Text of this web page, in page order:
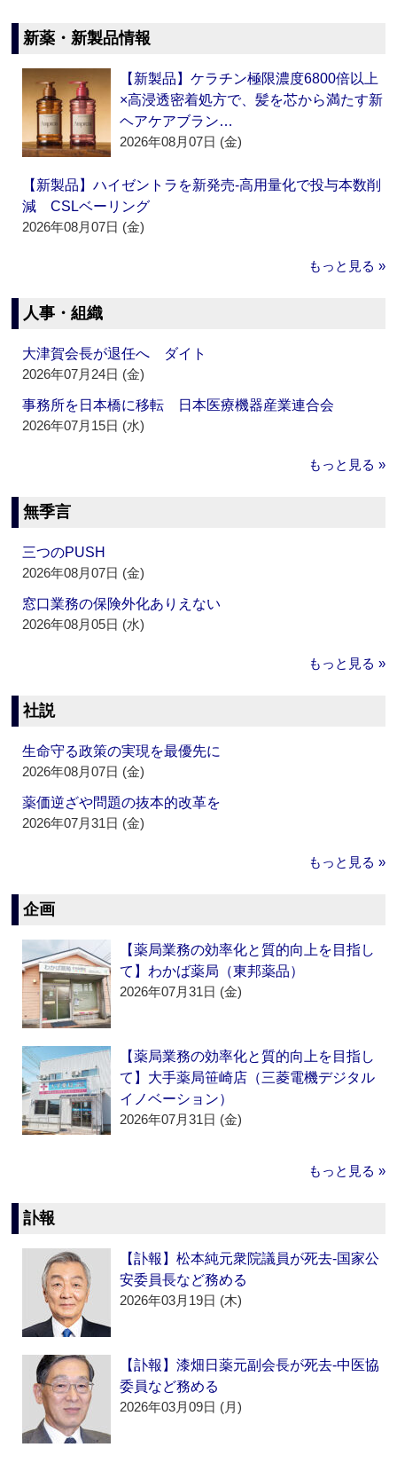
新薬・新製品情報
【新製品】ケラチン極限濃度6800倍以上
×高浸透密着処方で、髪を芯から満たす新
ヘアケアブラン…
2026年08月07日 (金)
【新製品】ハイゼントラを新発売‐高用量化で投与本数削
減 CSLベーリング
2026年08月07日 (金)
もっと見る »
人事・組織
大津賀会長が退任へ ダイト
2026年07月24日 (金)
事務所を日本橋に移転 日本医療機器産業連合会
2026年07月15日 (水)
もっと見る »
無季言
三つのPUSH
2026年08月07日 (金)
窓口業務の保険外化ありえない
2026年08月05日 (水)
もっと見る »
社説
生命守る政策の実現を最優先に
2026年08月07日 (金)
薬価逆ざや問題の抜本的改革を
2026年07月31日 (金)
もっと見る »
企画
【薬局業務の効率化と質的向上を目指し
て】わかば薬局（東邦薬品）
2026年07月31日 (金)
【薬局業務の効率化と質的向上を目指し
て】大手薬局笹崎店（三菱電機デジタル
イノベーション）
2026年07月31日 (金)
もっと見る »
訃報
【訃報】松本純元衆院議員が死去‐国家公
安委員長など務める
2026年03月19日 (木)
【訃報】漆畑日薬元副会長が死去‐中医協
委員など務める
2026年03月09日 (月)